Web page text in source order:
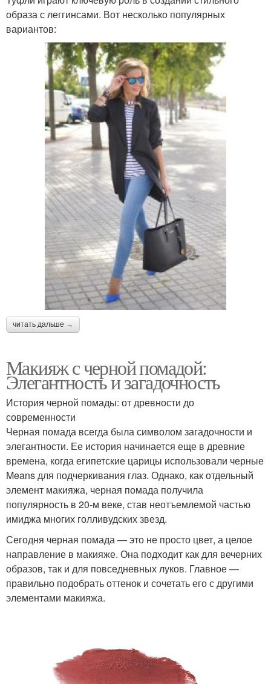
образа с леггинсами. Вот несколько популярных
вариантов:
читать дальше →
Макияж с черной помадой:
Элегантность и загадочность
История черной помады: от древности до
современности
Черная помада всегда была символом загадочности и
элегантности. Ее история начинается еще в древние
времена, когда египетские царицы использовали черные
Means для подчеркивания глаз. Однако, как отдельный
элемент макияжа, черная помада получила
популярность в 20-м веке, став неотъемлемой частью
имиджа многих голливудских звезд.
Сегодня черная помада — это не просто цвет, а целое
направление в макияже. Она подходит как для вечерних
образов, так и для повседневных луков. Главное —
правильно подобрать оттенок и сочетать его с другими
элементами макияжа.